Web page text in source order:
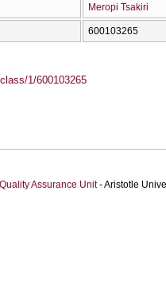
Meropi Tsakiri
600103265
1/600103265
Quality Assurance Unit- Aristotle